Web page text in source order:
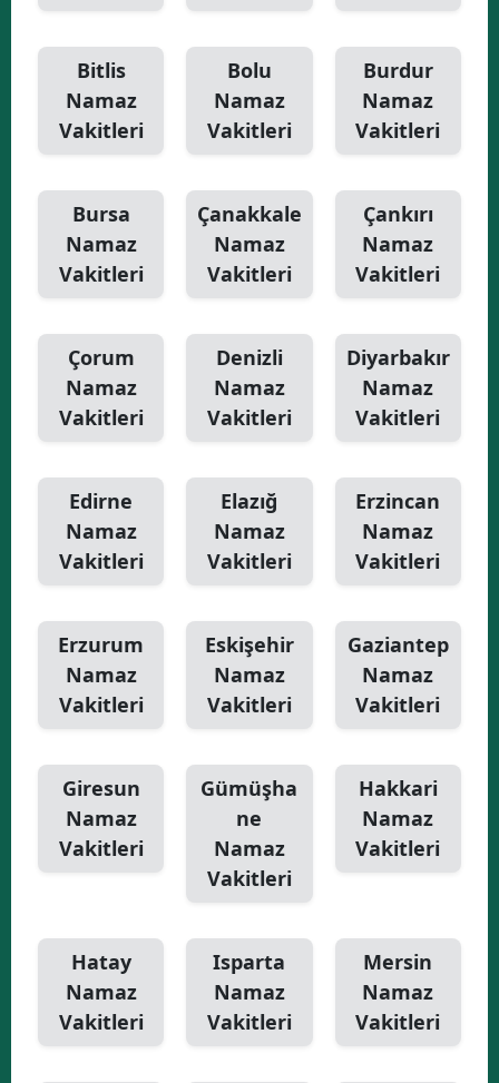
Bitlis
Namaz
Vakitleri
Bolu
Namaz
Vakitleri
Burdur
Namaz
Vakitleri
Bursa
Namaz
Vakitleri
Çanakkale
Namaz
Vakitleri
Çankırı
Namaz
Vakitleri
Çorum
Namaz
Vakitleri
Denizli
Namaz
Vakitleri
Diyarbakır
Namaz
Vakitleri
Edirne
Namaz
Vakitleri
Elazığ
Namaz
Vakitleri
Erzincan
Namaz
Vakitleri
Erzurum
Namaz
Vakitleri
Eskişehir
Namaz
Vakitleri
Gaziantep
Namaz
Vakitleri
Giresun
Namaz
Vakitleri
Gümüşha
ne
Namaz
Vakitleri
Hakkari
Namaz
Vakitleri
Hatay
Namaz
Vakitleri
Isparta
Namaz
Vakitleri
Mersin
Namaz
Vakitleri